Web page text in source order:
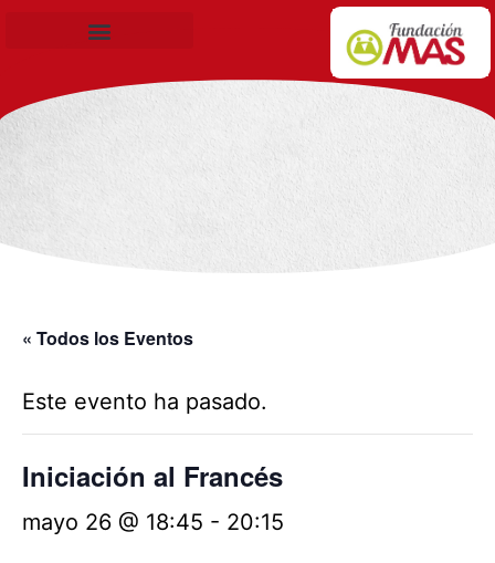
« Todos los Eventos
Este evento ha pasado.
Iniciación al Francés
mayo 26 @ 18:45 - 20:15